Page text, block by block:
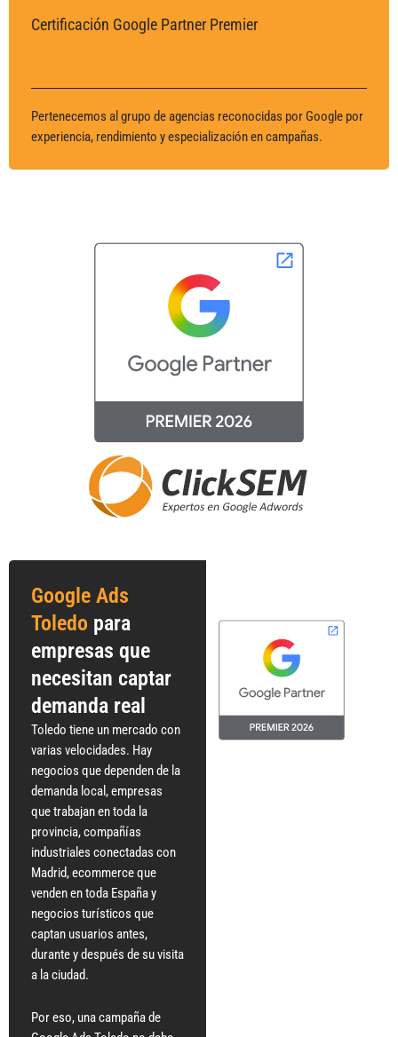
Certificación Google Partner Premier
Pertenecemos al grupo de agencias reconocidas por Google por
experiencia, rendimiento y especialización en campañas.
Google Ads
Toledo para
empresas que
necesitan captar
demanda real
Toledo tiene un mercado con
varias velocidades. Hay
negocios que dependen de la
demanda local, empresas
que trabajan en toda la
provincia, compañías
industriales conectadas con
Madrid, ecommerce que
venden en toda España y
negocios turísticos que
captan usuarios antes,
durante y después de su visita
a la ciudad.
Por eso, una campaña de